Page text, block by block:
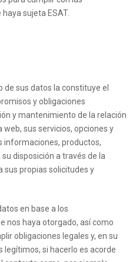
sujeta ESAT.
de sus datos la constituye el
y obligaciones
y mantenimiento de la relación
sus servicios, opciones y
informaciones, productos,
disposición a través de la
sus propias solicitudes y
en base a los
nos haya otorgado, así como
obligaciones legales y, en su
si hacerlo es acorde